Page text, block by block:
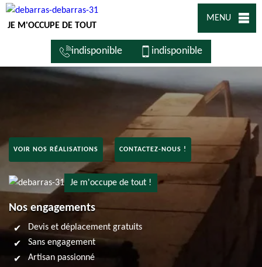
JE M'OCCUPE DE TOUT
MENU
indisponible indisponible
VOIR NOS RÉALISATIONS CONTACTEZ-NOUS !
Je m'occupe de tout !
Nos engagements
Devis et déplacement gratuits
Sans engagement
Artisan passionné